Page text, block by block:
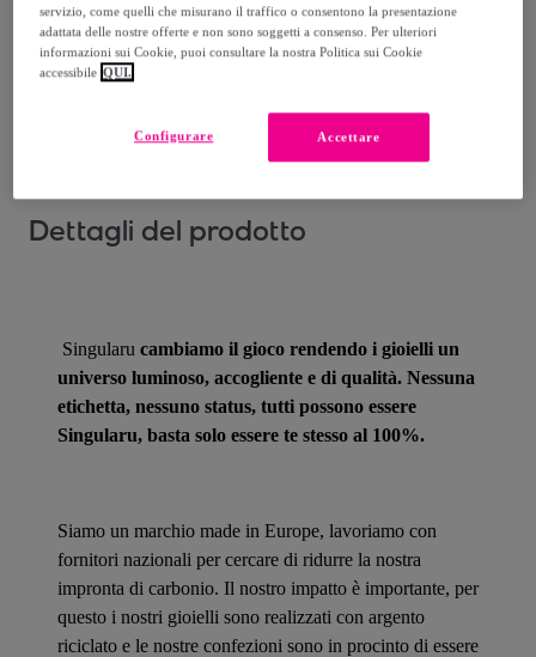
Consegna: tra il08/08e il11/08
Come funziona?
Dettagli del prodotto
Singularu cambiamo il gioco rendendo i gioielli un
universo luminoso, accogliente e di qualità. Nessuna
etichetta, nessuno status, tutti possono essere
Singularu, basta solo essere te stesso al 100%.
Siamo un marchio made in Europe, lavoriamo con
fornitori nazionali per cercare di ridurre la nostra
impronta di carbonio. Il nostro impatto è importante, per
questo i nostri gioielli sono realizzati con argento
riciclato e le nostre confezioni sono in procinto di essere
servizio, come quelli che misurano il traffico o consentono la presentazione
adattata delle nostre offerte e non sono soggetti a consenso. Per ulteriori
informazioni sui Cookie, puoi consultare la nostra Politica sui Cookie
accessibile QUI.
Accettare
Configurare